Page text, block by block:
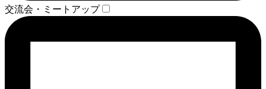
交流会・ミートアップ